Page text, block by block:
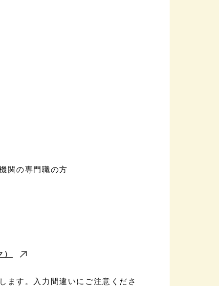
関の専門職の方
ます。入力間違いにご注意くださ